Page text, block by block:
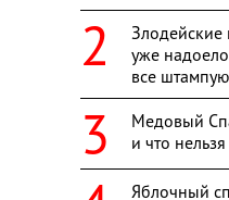
уже
все
Медовый
и что
Яблочный